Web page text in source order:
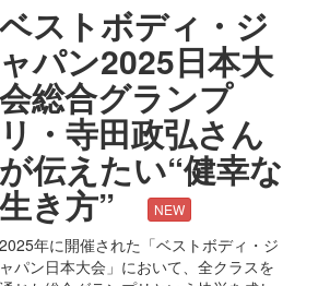
ベストボディ・ジ
ャパン2025日本大
会総合グランプ
リ・寺田政弘さん
が伝えたい“健幸な
生き方” NEW
2025年に開催された「ベストボディ・ジ
ャパン日本大会」において、全クラスを